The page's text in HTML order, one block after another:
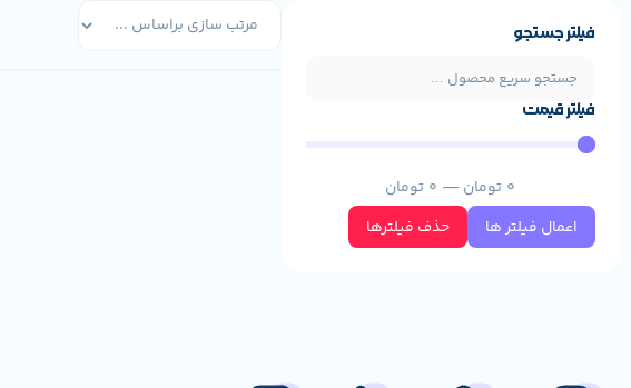
فیلتر جستجو
فیلتر قیمت
0 تومان —
0 تومان
اعمال فیلتر ها
حذف فیلترها